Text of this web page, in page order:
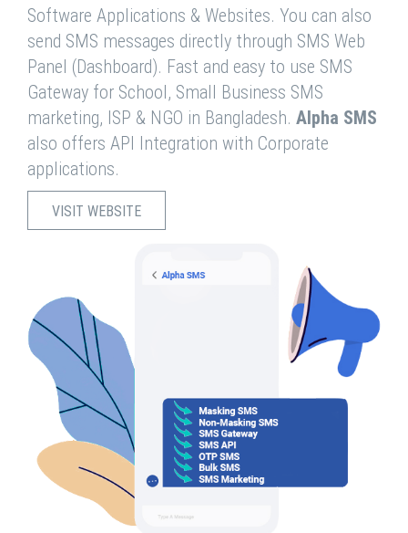
Software Applications & Websites. You can also
send SMS messages directly through SMS Web
Panel (Dashboard). Fast and easy to use SMS
Gateway for School, Small Business SMS
marketing, ISP & NGO in Bangladesh. Alpha SMS
also offers API Integration with Corporate
applications.
VISIT WEBSITE